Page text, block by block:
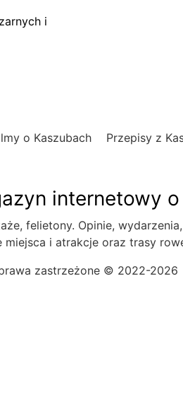
i
o Kaszubach Przepisy z
internetowy
felietony. Opinie,
i atrakcje oraz trasy
zastrzeżone © 2022-2026